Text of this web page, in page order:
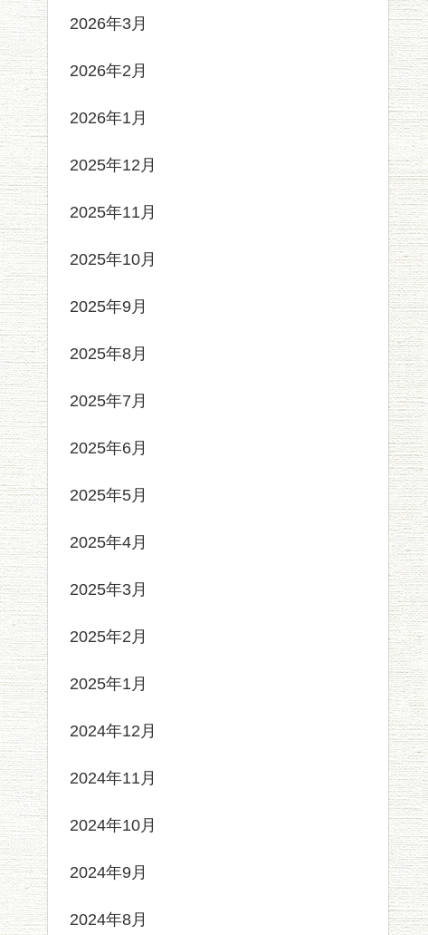
2026年3月
2026年2月
2026年1月
2025年12月
2025年11月
2025年10月
2025年9月
2025年8月
2025年7月
2025年6月
2025年5月
2025年4月
2025年3月
2025年2月
2025年1月
2024年12月
2024年11月
2024年10月
2024年9月
2024年8月